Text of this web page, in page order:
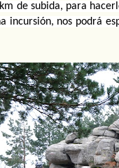
de subida, para
incursión, nos podrá